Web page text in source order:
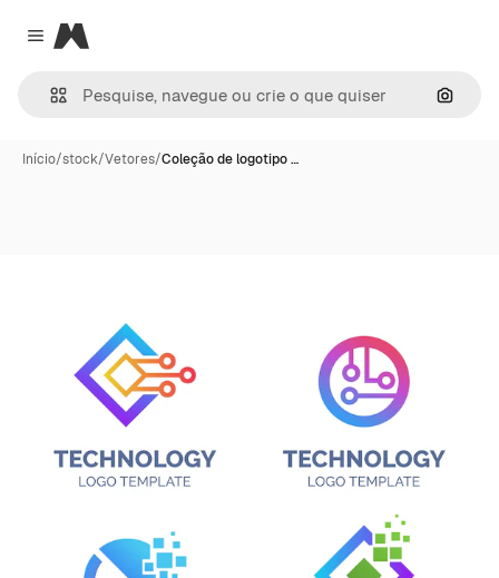
Close menu
Magnific
Início/stock/Vetores/Coleção de logotipo …